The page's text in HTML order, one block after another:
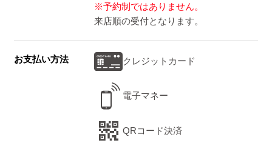
※予約制ではありません。
来店順の受付となります。
お支払い方法 クレジットカード
電子マネー
QRコード決済